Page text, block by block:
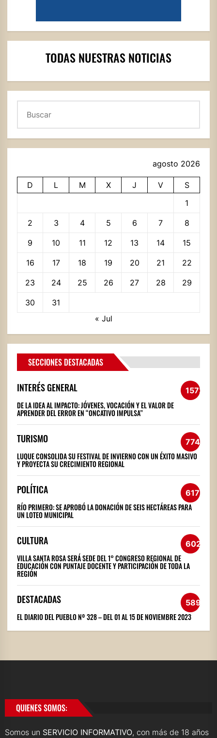
TODAS NUESTRAS NOTICIAS
agosto 2026
D L M X J V
S
1
2 3 4 5 6 7 8
9 10 11 12 13 14 15
16 17 18 19 20 21 22
23 24 25 26 27 28 29
30
31
« Jul
SECCIONES DESTACADAS
INTERÉS GENERAL 1572
DE LA IDEA AL IMPACTO: JÓVENES, VOCACIÓN Y EL VALOR DE
APRENDER DEL ERROR EN “ONCATIVO IMPULSA”
TURISMO 774
LUQUE CONSOLIDA SU FESTIVAL DE INVIERNO CON UN ÉXITO MASIVO
Y PROYECTA SU CRECIMIENTO REGIONAL
POLÍTICA 617
RÍO PRIMERO: SE APROBÓ LA DONACIÓN DE SEIS HECTÁREAS PARA
UN LOTEO MUNICIPAL
CULTURA 602
VILLA SANTA ROSA SERÁ SEDE DEL 1° CONGRESO REGIONAL DE
EDUCACIÓN CON PUNTAJE DOCENTE Y PARTICIPACIÓN DE TODA LA
REGIÓN
DESTACADAS 589
EL DIARIO DEL PUEBLO Nº 328 – DEL 01 AL 15 DE NOVIEMBRE 2023
QUIENES SOMOS:
Somos un SERVICIO INFORMATIVO, con más de 18 años